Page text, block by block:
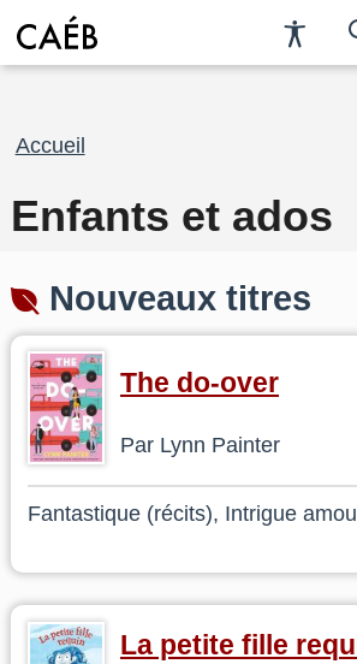
Fil
Accueil
Enfants et ados
Nouveaux titres
The do-over
Par Lynn Painter
Fantastique (récits), Intrigue
La petite fille